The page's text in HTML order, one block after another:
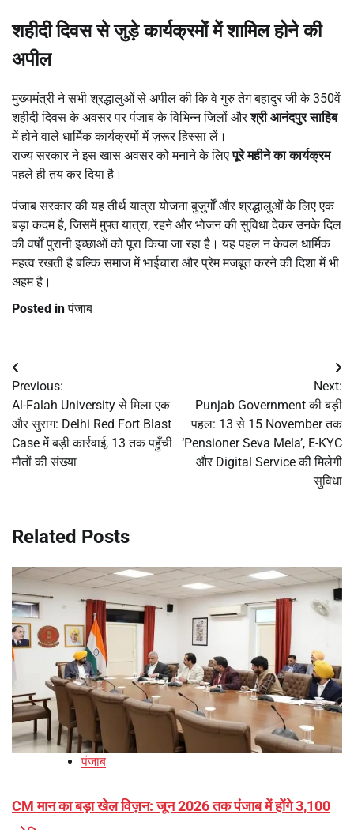
शहीदी दिवस से जुड़े कार्यक्रमों में शामिल होने की
अपील
मुख्यमंत्री ने सभी श्रद्धालुओं से अपील की कि वे गुरु तेग बहादुर जी के 350वें
शहीदी दिवस के अवसर पर पंजाब के विभिन्न जिलों औरश्री आनंदपुर साहिब
में होने वाले धार्मिक कार्यक्रमों में ज़रूर हिस्सा लें।
राज्य सरकार ने इस खास अवसर को मनाने के लिएपूरे महीने का कार्यक्रम
पहले ही तय कर दिया है।
पंजाब सरकार की यह तीर्थ यात्रा योजना बुजुर्गों और श्रद्धालुओं के लिए एक
बड़ा कदम है, जिसमें मुफ्त यात्रा, रहने और भोजन की सुविधा देकर उनके दिल
की वर्षों पुरानी इच्छाओं को पूरा किया जा रहा है। यह पहल न केवल धार्मिक
महत्व रखती है बल्कि समाज में भाईचारा और प्रेम मजबूत करने की दिशा में भी
अहम है।
Posted inपंजाब
Post
navigation
Previous:
Al-Falah University से मिला एक
और सुराग: Delhi Red Fort Blast
Case में बड़ी कार्रवाई, 13 तक पहुँची
मौतों की संख्या
Next:
Punjab Government की बड़ी
पहल: 13 से 15 November तक
‘Pensioner Seva Mela’, E-KYC
और Digital Service की मिलेगी
सुविधा
Related Posts
पंजाब
CM मान का बड़ा खेल विज़न: जून 2026 तक पंजाब में होंगे 3,100